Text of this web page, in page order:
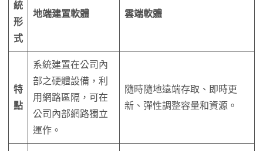
統
形
式
地端建置軟體 雲端軟體
特
點
系統建置在公司內
部之硬體設備，利
用網路區隔，可在
公司內部網路獨立
運作。
隨時隨地遠端存取、即時更
新、彈性調整容量和資源。